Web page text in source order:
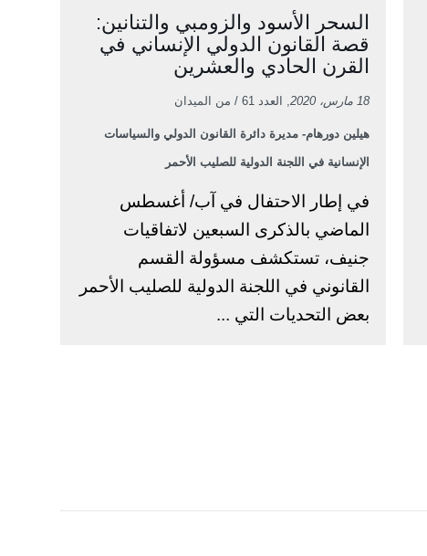
السحر الأسود والزومبي والتنانين:
قصة القانون الدولي الإنساني في
القرن الحادي والعشرين
18 مارس، 2020 , العدد 61 / من الميدان
هيلين دورهام- مديرة دائرة القانون الدولي والسياسات
الإنسانية في اللجنة الدولية للصليب الأحمر
في إطار الاحتفال في آب/ أغسطس
الماضي بالذكرى السبعين لاتفاقيات
جنيف، تستكشف مسؤولة القسم
القانوني في اللجنة الدولية للصليب الأحمر
بعض التحديات التي ...